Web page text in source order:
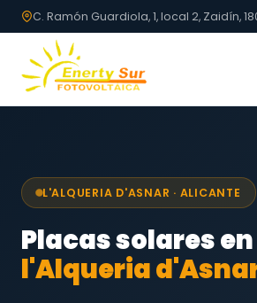
C. Ramón Guardiola, 1, local 2, Zaidín,
L'ALQUERIA D'ASNAR · ALICANTE
Placas solares en
l'Alqueria